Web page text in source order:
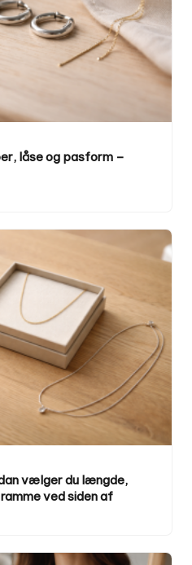
låse og pasform –
vælger du længde,
ved siden af